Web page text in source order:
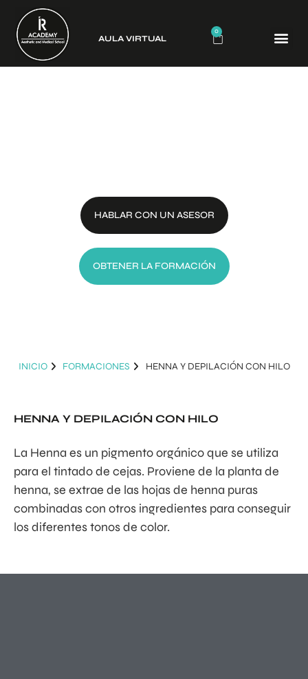
AULA VIRTUAL
0
HABLAR CON UN ASESOR
OBTENER LA FORMACIÓN
INICIO FORMACIONES HENNA Y DEPILACIÓN CON HILO
HENNA Y DEPILACIÓN CON HILO
La Henna es un pigmento orgánico que se utiliza
para el tintado de cejas. Proviene de la planta de
henna, se extrae de las hojas de henna puras
combinadas con otros ingredientes para conseguir
los diferentes tonos de color.